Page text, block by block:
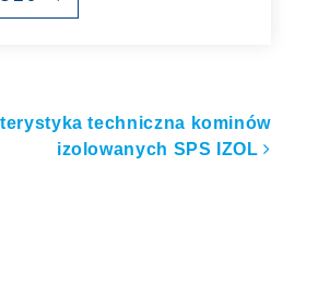
techniczna kominów
izolowanych SPS IZOL